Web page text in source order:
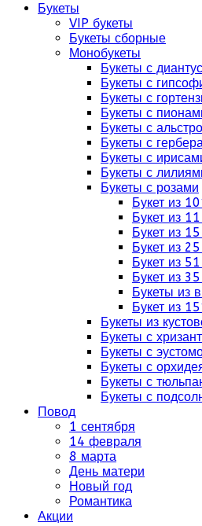
Букеты
VIP букеты
Букеты сборные
Монобукеты
Букеты с
Букеты с
Букеты с
Букеты с
Букеты с
Букеты с
Букеты с
Букеты с
Букеты с розами
Букет из
Букет из
Букет из
Букет из
Букет из
Букет из
Букеты из
Букет из
Букеты из
Букеты с
Букеты с
Букеты с
Букеты с
Букеты с
Повод
1 сентября
14 февраля
8 марта
День матери
Новый год
Романтика
Акции